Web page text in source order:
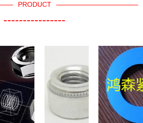
PRODUCT
----------------